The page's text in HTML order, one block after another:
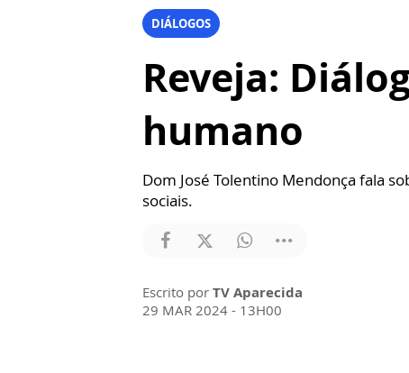
DIÁLOGOS
Reveja:
humano
Dom José Tolentino Mendonça fala
sociais.
Escrito por TV Aparecida
29 MAR 2024 - 13H00